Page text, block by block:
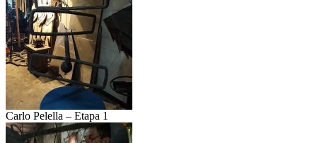
Carlo Pelella – Etapa 1